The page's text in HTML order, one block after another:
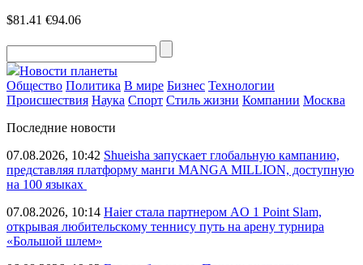
$81.41 €94.06
Новости планеты
Общество Политика В мире Бизнес Технологии
Происшествия Наука Спорт Стиль жизни Компании Москва
Последние новости
07.08.2026, 10:42 Shueisha запускает глобальную кампанию,
представляя платформу манги MANGA MILLION, доступную
на 100 языках
07.08.2026, 10:14 Haier стала партнером AO 1 Point Slam,
открывая любительскому теннису путь на арену турнира
«Большой шлем»